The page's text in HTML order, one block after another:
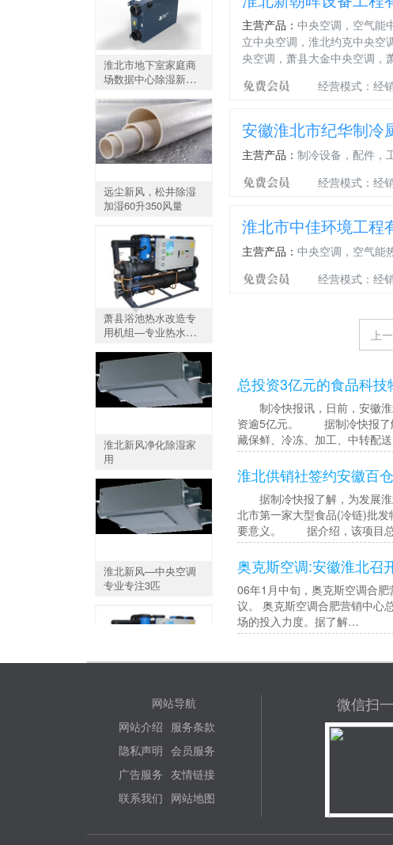
主营产品： 中央空调，空气能
立中央空调，淮北约克中央空
央空调，萧县大金中央空调，
经营模式：经
安徽淮北市纪华制冷
主营产品： 制冷设备，配件，
经营模式：经
淮北市中佳环境工程
主营产品： 中央空调，空气能
经营模式：经
上
总投资3亿元的食品科
制冷快报讯，日前，安徽淮
资逾5亿元。 据制冷快报了解
藏保鲜、冷冻、加工、中转配
淮北供销社签约安徽百
据制冷快报了解，为发展淮
北市第一家大型食品(冷链)批
要意义。 据介绍，该项目
奥克斯空调:安徽淮北召
06年1月中旬，奥克斯空调合
议。 奥克斯空调合肥营销中心
场的投入力度。据了解…
淮北市地下室家庭商
场数据中心除湿新风
销样板工程征集中
远尘新风，松井除湿
加湿60升350风量
萧县浴池热水改造专
用机组—专业热水工
淮北新风净化除湿家
用
淮北新风—中央空调
专业专注3匹
萧县污水源热回收—
浴池专用机组
热水机组
网站导航
网站介绍 服务条款
隐私声明 会员服务
广告服务 友情链接
联系我们 网站地图
微信扫